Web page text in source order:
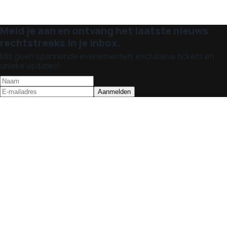
Meld je aan en ontvang het laatste nieuws
rechtstreeks in je inbox.
Mis geen spannende evenementen, exclusieve tickets en
unieke updates!